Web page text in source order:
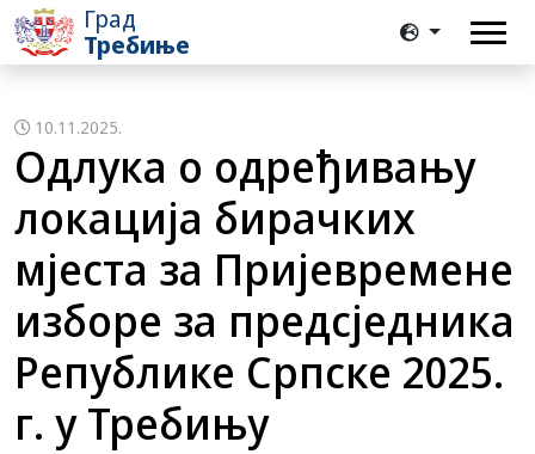
Град
Требиње
10.11.2025.
Одлука о одређивању
локација бирачких
мјеста за Пријевремене
изборе за предсједника
Републике Српске 2025.
г. у Требињу